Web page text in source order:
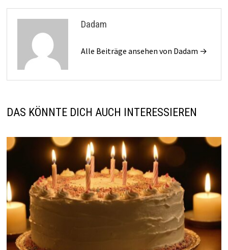
Dadam
Alle Beiträge ansehen von Dadam →
DAS KÖNNTE DICH AUCH INTERESSIEREN